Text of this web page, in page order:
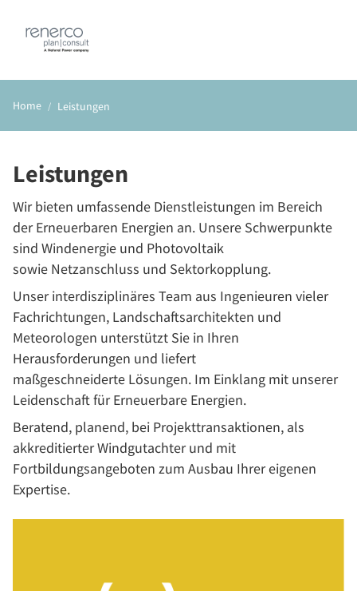
Home Leistungen
Leistungen
Wir bieten umfassende Dienstleistungen im Bereich
der Erneuerbaren Energien an. Unsere Schwerpunkte
sind Windenergie und Photovoltaik
sowie Netzanschluss und Sektorkopplung.
Unser interdisziplinäres Team aus Ingenieuren vieler
Fachrichtungen, Landschaftsarchitekten und
Meteorologen unterstützt Sie in Ihren
Herausforderungen und liefert
maßgeschneiderte Lösungen. Im Einklang mit unserer
Leidenschaft für Erneuerbare Energien.
Beratend, planend, bei Projekttransaktionen, als
akkreditierter Windgutachter und mit
Fortbildungsangeboten zum Ausbau Ihrer eigenen
Expertise.